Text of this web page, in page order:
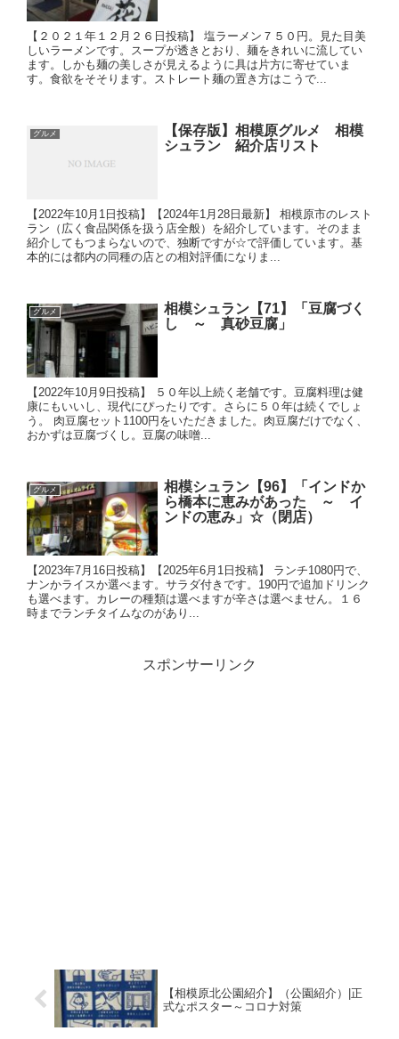
【２０２１年１２月２６日投稿】 塩ラーメン７５０円。見た目美
しいラーメンです。スープが透きとおり、麺をきれいに流してい
ます。しかも麺の美しさが見えるように具は片方に寄せていま
す。食欲をそそります。ストレート麺の置き方はこうで...
グルメ
【保存版】相模原グルメ 相模
シュラン 紹介店リスト
【2022年10月1日投稿】【2024年1月28日最新】 相模原市のレスト
ラン（広く食品関係を扱う店全般）を紹介しています。そのまま
紹介してもつまらないので、独断ですが☆で評価しています。基
本的には都内の同種の店との相対評価になりま...
グルメ
相模シュラン【71】「豆腐づく
し ～ 真砂豆腐」
【2022年10月9日投稿】 ５０年以上続く老舗です。豆腐料理は健
康にもいいし、現代にぴったりです。さらに５０年は続くでしょ
う。 肉豆腐セット1100円をいただきました。肉豆腐だけでなく、
おかずは豆腐づくし。豆腐の味噌...
グルメ
相模シュラン【96】「インドか
ら橋本に恵みがあった ～ イ
ンドの恵み」☆（閉店）
【2023年7月16日投稿】【2025年6月1日投稿】 ランチ1080円で、
ナンかライスか選べます。サラダ付きです。190円で追加ドリンク
も選べます。カレーの種類は選べますが辛さは選べません。１６
時までランチタイムなのがあり...
スポンサーリンク
【相模原北公園紹介】（公園紹介）|正
式なポスター～コロナ対策